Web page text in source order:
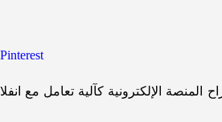
Pinterest
المنصة الإلكترونية كآلية تعامل مع